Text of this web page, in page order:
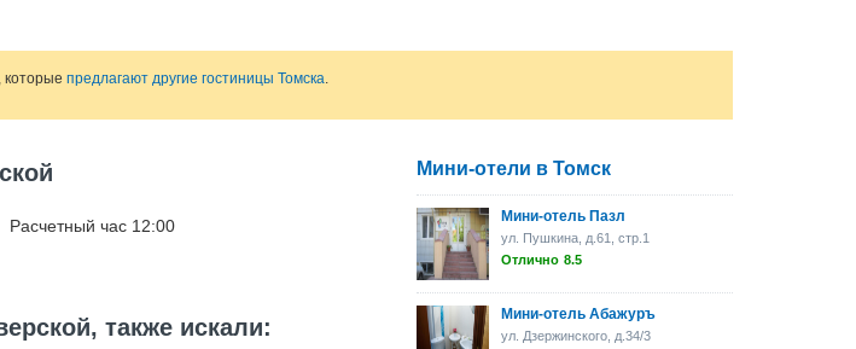
которые предлагают другие гостиницы Томска.
Расчетный час 12:00
также искали:
Мини-отели в Томск
Мини-отель Пазл
ул. Пушкина, д.61, стр.1
Отлично 8.5
Мини-отель Абажуръ
ул. Дзержинского, д.34/3